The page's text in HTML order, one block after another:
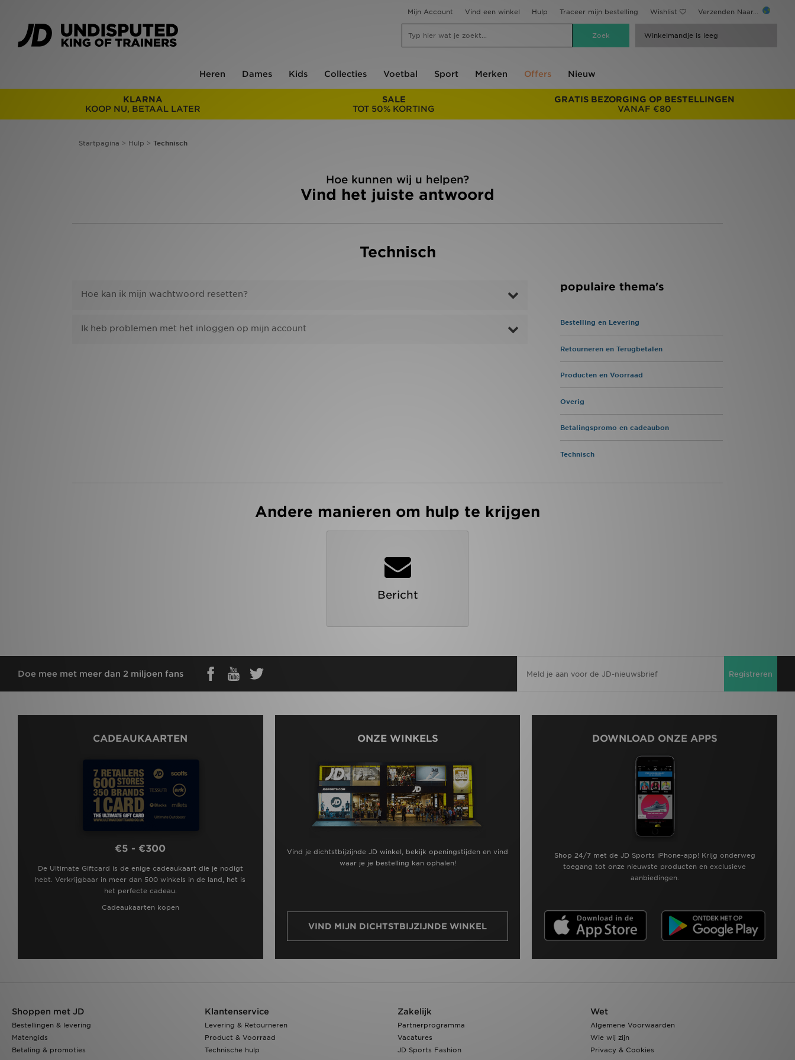
Mijn Account Vind een winkel Hulp Traceer mijn bestelling Wishlist Verzenden Naar...
Winkelmandje is leeg
Heren Dames Kids Collecties Voetbal Sport Merken Offers Nieuw
KLARNA
KOOP NU, BETAAL LATER
SALE
TOT 50% KORTING
GRATIS BEZORGING OP BESTELLINGEN
VANAF €80
Startpagina > Hulp > Technisch
Hoe kunnen wij u helpen?
Vind het juiste antwoord
Technisch
Hoe kan ik mijn wachtwoord resetten?
Ik heb problemen met het inloggen op mijn account
populaire thema's
Bestelling en Levering
Retourneren en Terugbetalen
Producten en Voorraad
Overig
Betalingspromo en cadeaubon
Technisch
Andere manieren om hulp te krijgen
Bericht
Doe mee met meer dan 2 miljoen fans Registreren
CADEAUKAARTEN
€5 - €300
De Ultimate Giftcard is de enige cadeaukaart die je nodigt
hebt. Verkrijgbaar in meer dan 500 winkels in de land, het is
het perfecte cadeau.
Cadeaukaarten kopen
ONZE WINKELS
Vind je dichtstbijzijnde JD winkel, bekijk openingstijden en vind
waar je je bestelling kan ophalen!
VIND MIJN DICHTSTBIJZIJNDE WINKEL
DOWNLOAD ONZE APPS
Shop 24/7 met de JD Sports iPhone-app! Krijg onderweg
toegang tot onze nieuwste producten en exclusieve
aanbiedingen.
Shoppen met JD
Bestellingen & levering
Matengids
Betaling & promoties
Klantenservice
Levering & Retourneren
Product & Voorraad
Technische hulp
Zakelijk
Partnerprogramma
Vacatures
JD Sports Fashion
Wet
Algemene Voorwaarden
Wie wij zijn
Privacy & Cookies